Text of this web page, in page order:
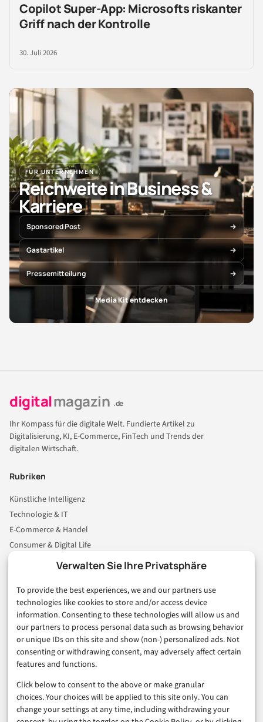
Verwalten Sie Ihre Privatsphäre
To provide the best experiences, we and our partners use
technologies like cookies to store and/or access device
information. Consenting to these technologies will allow us and
our partners to process personal data such as browsing behavior
or unique IDs on this site and show (non-) personalized ads. Not
consenting or withdrawing consent, may adversely affect certain
features and functions.
Click below to consent to the above or make granular
choices. Your choices will be applied to this site only. You can
change your settings at any time, including withdrawing your
Copilot Super-App: Microsofts riskanter
Griff nach der Kontrolle
30. Juli 2026
FÜR UNTERNEHMEN
Reichweite in Business &
Karriere
Sponsored Post
Gastartikel
Pressemitteilung
Media Kit entdecken
digitalmagazin .de
Ihr Kompass für die digitale Welt. Fundierte Artikel zu
Digitalisierung, KI, E-Commerce, FinTech und Trends der
digitalen Wirtschaft.
Rubriken
Künstliche Intelligenz
Technologie & IT
E-Commerce & Handel
Consumer & Digital Life
Business & Karriere
Sicherheit & Recht
Digitalisierung
Marketing
Magazin
Unsere Redaktion
Werbeformate & Media Kit